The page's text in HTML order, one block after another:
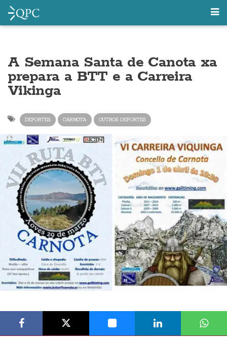
A Semana Santa de Canota xa
prepara a BTT e a Carreira
Vikinga
DEPORTES CARNOTA OUTROS DEPORTES